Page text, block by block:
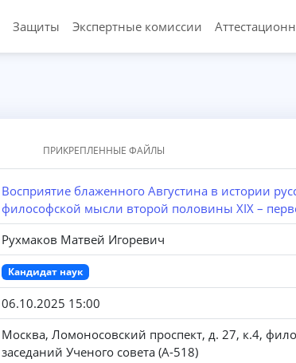
Защиты Экспертные комиссии
ПРИКРЕПЛЕННЫЕ ФАЙЛЫ
Восприятие блаженного Августина в истории
философской мысли второй половины XIX –
Рухмаков Матвей Игоревич
Кандидат наук
06.10.2025 15:00
Москва, Ломоносовский проспект, д. 27, к.4,
заседаний Ученого совета (А-518)